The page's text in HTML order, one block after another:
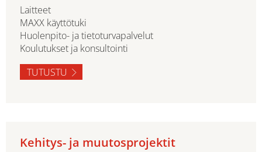
Laitteet
MAXX käyttötuki
Huolenpito- ja tietoturvapalvelut
Koulutukset ja konsultointi
TUTUSTU
Kehitys- ja muutosprojektit